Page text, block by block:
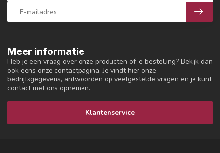
Meer informatie
Heb je een vraag over onze producten of je bestelling? Bekijk dan
ook eens onze contactpagina. Je vindt hier onze
bedrijfsgegevens, antwoorden op veelgestelde vragen en je kunt
contact met ons opnemen.
Klantenservice